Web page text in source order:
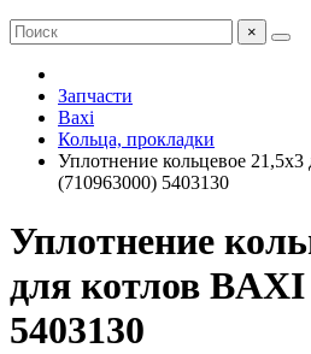
×
Запчасти
Baxi
Кольца, прокладки
Уплотнение кольцевое
(710963000) 5403130
Уплотнение
для котлов BAXI
5403130